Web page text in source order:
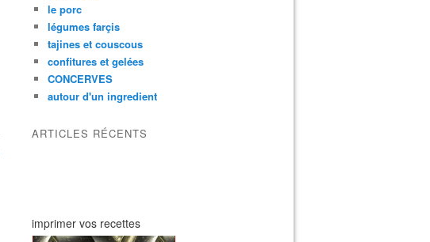
le porc
légumes farçis
tajines et couscous
confitures et gelées
CONCERVES
autour d'un ingredient
ARTICLES RÉCENTS
imprimer vos recettes